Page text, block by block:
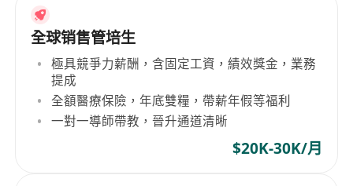
全球销售管培生
極具競爭力薪酬，含固定工資，績效獎金，業務
提成
全額醫療保險，年底雙糧，帶薪年假等福利
一對一導師帶教，晉升通道清晰
$20K-30K/月